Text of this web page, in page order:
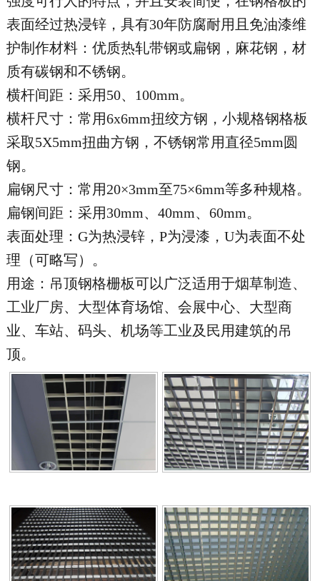
表面经过热浸锌，具有30年防腐耐用且免油漆维
护制作材料：优质热轧带钢或扁钢，麻花钢，材
质有碳钢和不锈钢。
横杆间距：采用50、100mm。
横杆尺寸：常用6x6mm扭绞方钢，小规格钢格板
采取5X5mm扭曲方钢，不锈钢常用直径5mm圆
钢。
扁钢尺寸：常用20×3mm至75×6mm等多种规格。
扁钢间距：采用30mm、40mm、60mm。
表面处理：G为热浸锌，P为浸漆，U为表面不处
理（可略写）。
用途：吊顶钢格栅板可以广泛适用于烟草制造、
工业厂房、大型体育场馆、会展中心、大型商
业、车站、码头、机场等工业及民用建筑的吊
顶。